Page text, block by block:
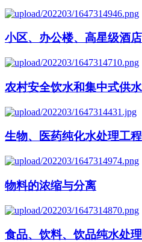
小区、办公楼、高星级酒
农村安全饮水和集中式供
生物、医药纯化水处理工程
物料的浓缩与分离
食品、饮料、饮品纯水处